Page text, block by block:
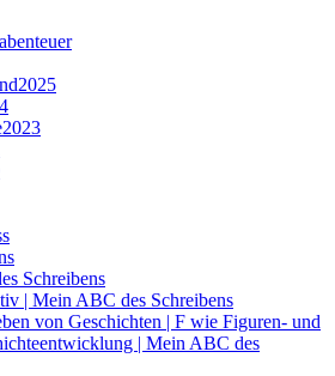
Schreibens
| Mein ABC des Schreibens
von Geschichten | F wie Figuren- und
| Mein ABC des